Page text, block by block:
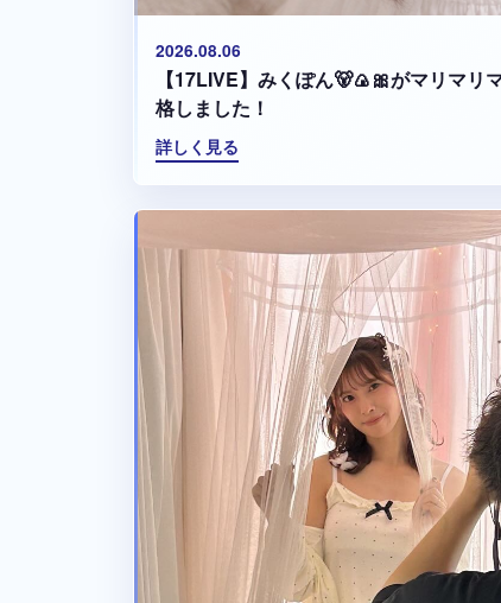
2026.08.06
【17LIVE】みくぽん🐻🍙🎀がマリマリ
格しました！
詳しく見る